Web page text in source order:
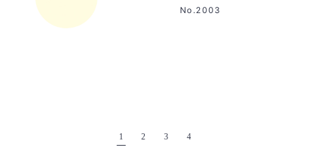
No.2003
1 2 3 4